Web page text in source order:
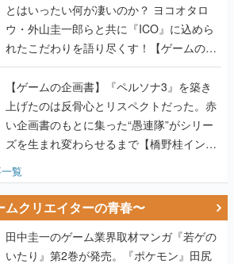
とはいったい何が凄いのか？ ヨコオタロ
ウ・外山圭一郎らと共に『ICO』に込めら
れたこだわりを語り尽くす！【ゲームの企
画書】
【ゲームの企画書】『ペルソナ3』を築き
上げたのは反骨心とリスペクトだった。赤
い企画書のもとに集った“愚連隊”がシリー
ズを生まれ変わらせるまで【橋野桂インタ
覧
クリエイターの青春〜
田中圭一のゲーム業界取材マンガ『若ゲの
いたり』第2巻が発売。『ポケモン』田尻